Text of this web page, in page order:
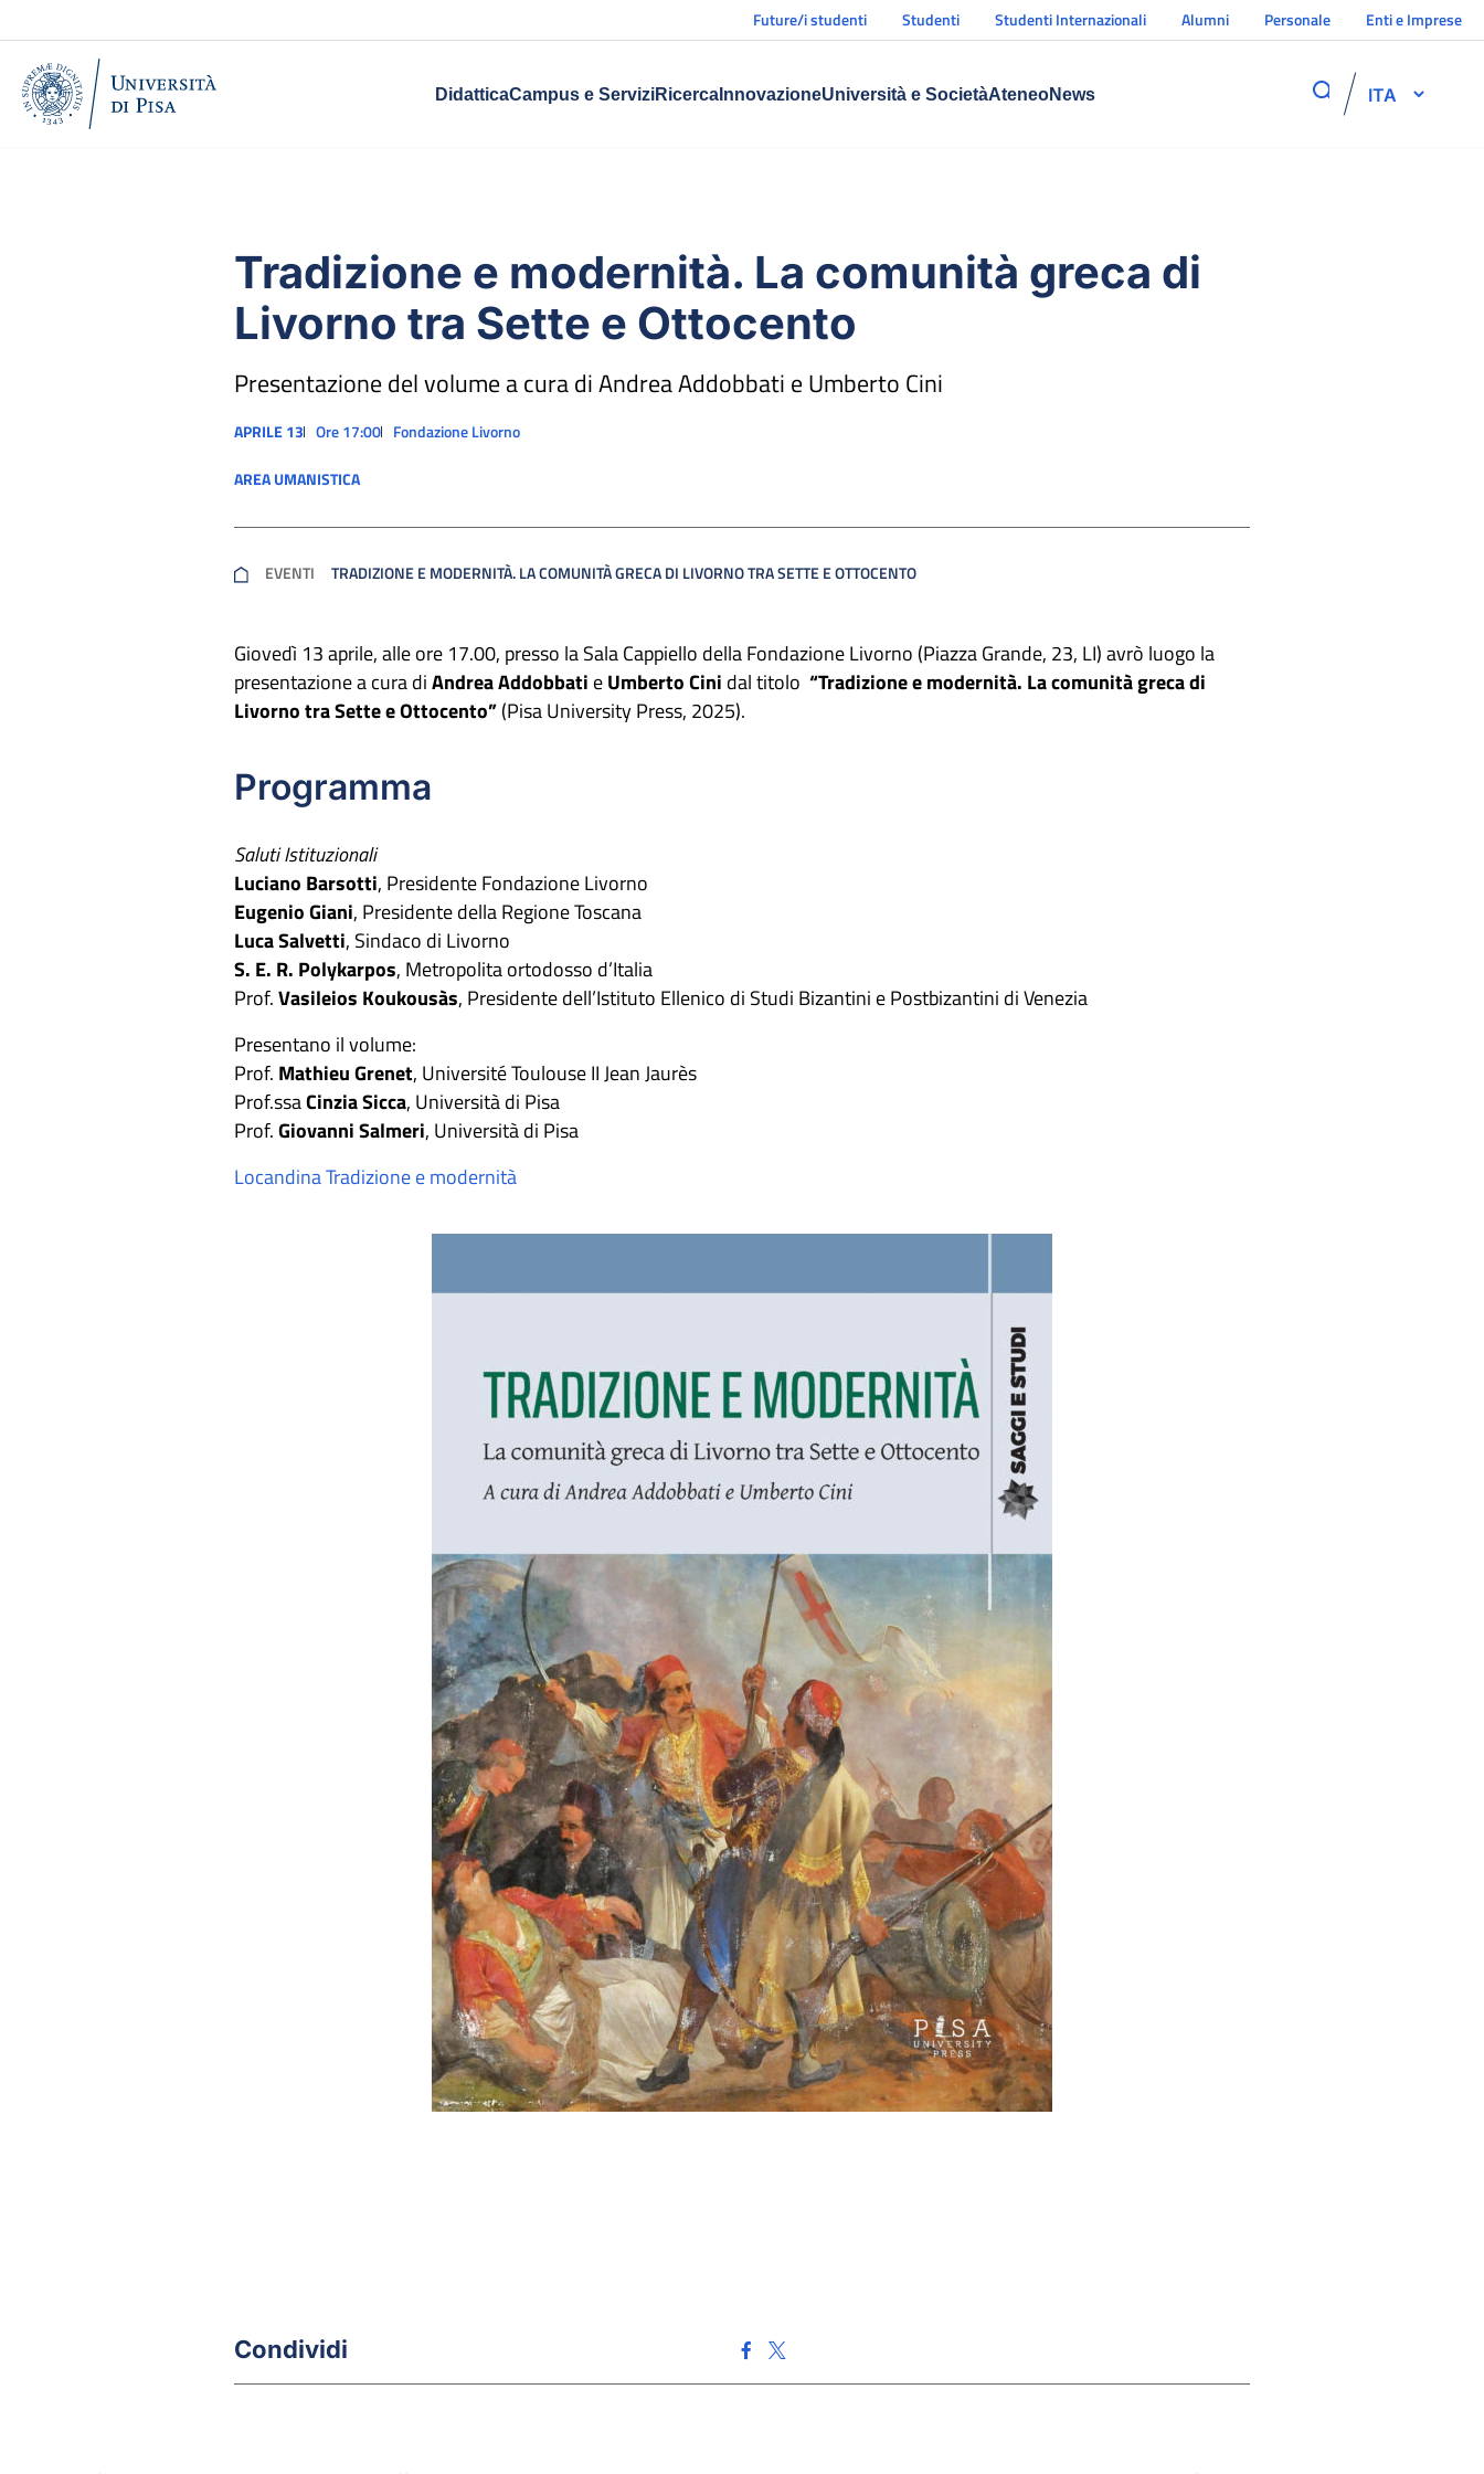
Future/i studenti Studenti Studenti Internazionali Alumni Personale Enti e Imprese
DidatticaCampus e ServiziRicercaInnovazioneUniversità e SocietàAteneoNews ITA
Tradizione e modernità. La comunità greca di
Livorno tra Sette e Ottocento
Presentazione del volume a cura di Andrea Addobbati e Umberto Cini
APRILE 13 Ore 17:00 Fondazione Livorno
AREA UMANISTICA
EVENTI TRADIZIONE E MODERNITÀ. LA COMUNITÀ GRECA DI LIVORNO TRA SETTE E OTTOCENTO
Giovedì 13 aprile, alle ore 17.00, presso la Sala Cappiello della Fondazione Livorno (Piazza Grande, 23, LI) avrò luogo la
presentazione a cura diAndrea Addobbati eUmberto Cini dal titolo “Tradizione e modernità. La comunità greca di
Livorno tra Sette e Ottocento”(Pisa University Press, 2025).
Programma
Saluti Istituzionali
Luciano Barsotti, Presidente Fondazione Livorno
Eugenio Giani, Presidente della Regione Toscana
Luca Salvetti, Sindaco di Livorno
S. E. R. Polykarpos, Metropolita ortodosso d’Italia
Prof.Vasileios Koukousàs, Presidente dell’Istituto Ellenico di Studi Bizantini e Postbizantini di Venezia
Presentano il volume:
Prof. Mathieu Grenet, Université Toulouse II Jean Jaurès
Prof.ssaCinzia Sicca, Università di Pisa
Prof.Giovanni Salmeri, Università di Pisa
Locandina Tradizione e modernità
Condividi